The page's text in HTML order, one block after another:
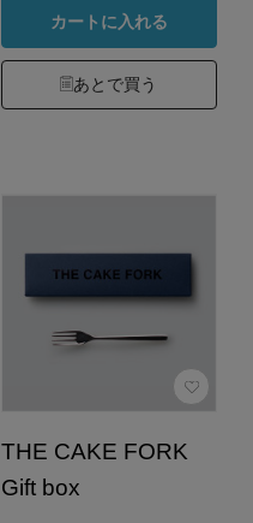
カートに入れる
あとで買う
THE CAKE FORK
Gift box